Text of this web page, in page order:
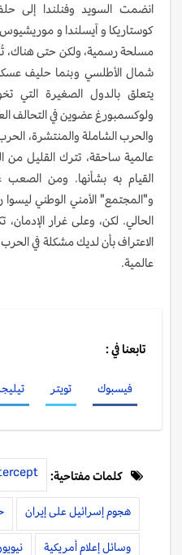
انضمت السويد وفنلندا إلى
كوستاريكا وآيسلندا
مسلحة رسمية، ولكن حتى هناك،
شمال الأطلسي وبنما حليف
يتعلق بالدول الصغيرة التي
ولوكسمبورغ عضوين في التحالف
والحرب الشاملة والمنتشرة،
عالمية ساحقة، تترك القليل
القيام به بشأنها. ومن الصعب
و"المجتمع" الأمني الوطني
الحالي. لكن، وعلى غرار
الاعتراف بأن لديك مشكلة في
عالمية.
تابعنا في :
فيسبوك تويتر
كلمات مفتاحية:
هجوم إسرائيل على إيران
وسائل إعلام أمريكية